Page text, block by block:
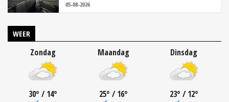
05-08-2026
WEER
Zondag
30° / 14°
Maandag
25° / 16°
Dinsdag
23° / 12°